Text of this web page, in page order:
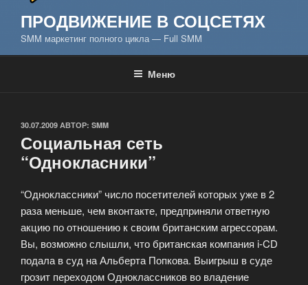
ПРОДВИЖЕНИЕ В СОЦСЕТЯХ
SMM маркетинг полного цикла — Full SMM
Меню
ОПУБЛИКОВАНО
30.07.2009 АВТОР: SMM
Социальная сеть
“Однокласники”
“Одноклассники” число посетителей которых уже в 2
раза меньше, чем вконтакте, предприняли ответную
акцию по отношению к своим британским агрессорам.
Вы, возможно слышли, что британская компания i-CD
подала в суд на Альберта Попкова. Выигрыш в суде
грозит переходом Одноклассников во владение